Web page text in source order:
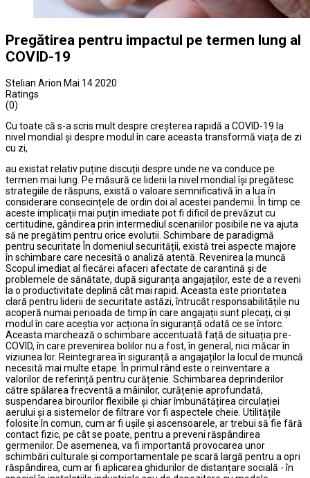
Pregătirea pentru impactul pe termen lung al
COVID-19
Stelian Arion Mai 14 2020
Ratings
(0)
Cu toate că s-a scris mult despre creșterea rapidă a COVID-19 la
nivel mondial și despre modul în care aceasta transformă viața de zi
cu zi,
au existat relativ puține discuții despre unde ne va conduce pe
termen mai lung. Pe măsură ce liderii la nivel mondial își pregătesc
strategiile de răspuns, există o valoare semnificativă în a lua în
considerare consecințele de ordin doi al acestei pandemii. În timp ce
aceste implicații mai puțin imediate pot fi dificil de prevăzut cu
certitudine, gândirea prin intermediul scenariilor posibile ne va ajuta
să ne pregătim pentru orice evolutii. Schimbare de paradigmă
pentru securitate În domeniul securității, există trei aspecte majore
în schimbare care necesită o analiză atentă. Revenirea la muncă
Scopul imediat al fiecărei afaceri afectate de carantină și de
problemele de sănătate, după siguranța angajaților, este de a reveni
la o productivitate deplină cât mai rapid. Aceasta este prioritatea
clară pentru liderii de securitate astăzi, întrucât responsabilitățile nu
acoperă numai perioada de timp în care angajații sunt plecați, ci și
modul în care aceștia vor acționa în siguranță odată ce se întorc.
Aceasta marchează o schimbare accentuată față de situația pre-
COVID, în care prevenirea bolilor nu a fost, în general, nici măcar în
viziunea lor. Reintegrarea în siguranță a angajaților la locul de muncă
necesită mai multe etape. În primul rând este o reinventare a
valorilor de referință pentru curățenie. Schimbarea deprinderilor
către spălarea frecventă a mâinilor, curățenie aprofundată,
suspendarea birourilor flexibile și chiar îmbunătățirea circulației
aerului și a sistemelor de filtrare vor fi aspectele cheie. Utilitățile
folosite în comun, cum ar fi ușile și ascensoarele, ar trebui să fie fără
contact fizic, pe cât se poate, pentru a preveni răspândirea
germenilor. De asemenea, va fi importantă provocarea unor
schimbări culturale și comportamentale pe scară largă pentru a opri
răspândirea, cum ar fi aplicarea ghidurilor de distanțare socială - în